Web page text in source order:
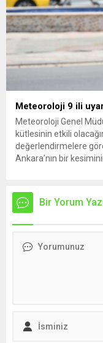
Meteoroloji 9 ili
Meteoroloji Genel
kütlesinin etkili
değerlendirmelere
Ankara’nın bir
üzerine çıkarak yaz
Bir Yorum